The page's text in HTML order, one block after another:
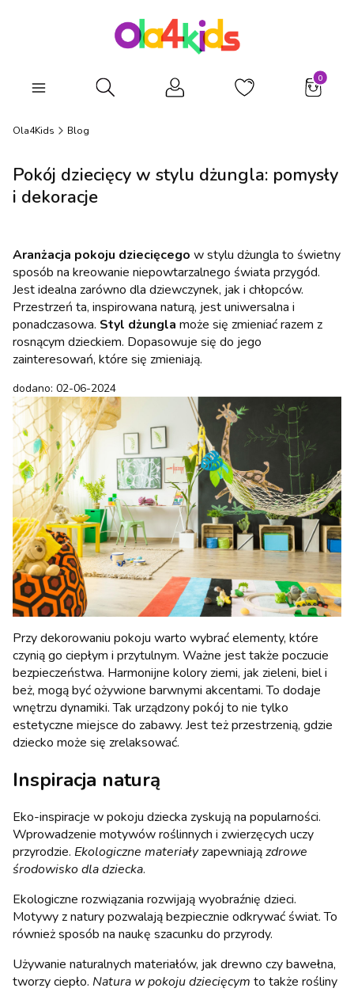
Otwórz wyszukiwarkę
Ola4Kids Blog
Pokój dziecięcy w stylu dżungla: pomysły
i dekoracje
Aranżacja pokoju dziecięcego w stylu dżungla to świetny
sposób na kreowanie niepowtarzalnego świata przygód.
Jest idealna zarówno dla dziewczynek, jak i chłopców.
Przestrzeń ta, inspirowana naturą, jest uniwersalna i
ponadczasowa. Styl dżungla może się zmieniać razem z
rosnącym dzieckiem. Dopasowuje się do jego
zainteresowań, które się zmieniają.
dodano: 02-06-2024
Przy dekorowaniu pokoju warto wybrać elementy, które
czynią go ciepłym i przytulnym. Ważne jest także poczucie
bezpieczeństwa. Harmonijne kolory ziemi, jak zieleni, biel i
beż, mogą być ożywione barwnymi akcentami. To dodaje
wnętrzu dynamiki. Tak urządzony pokój to nie tylko
estetyczne miejsce do zabawy. Jest też przestrzenią, gdzie
dziecko może się zrelaksować.
Inspiracja naturą
Eko-inspiracje w pokoju dziecka zyskują na popularności.
Wprowadzenie motywów roślinnych i zwierzęcych uczy
przyrodzie. Ekologiczne materiałyzapewniajązdrowe
środowisko dla dziecka.
Ekologiczne rozwiązania rozwijają wyobraźnię dzieci.
Motywy z natury pozwalają bezpiecznie odkrywać świat. To
również sposób na naukę szacunku do przyrody.
Używanie naturalnych materiałów, jak drewno czy bawełna,
tworzy ciepło. Natura w pokoju dziecięcym to także rośliny